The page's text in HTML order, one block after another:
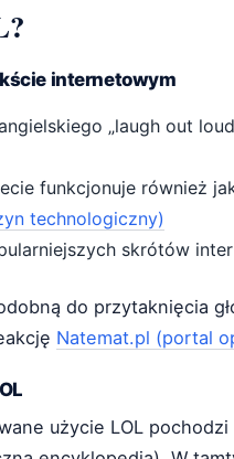
internetowym
„laugh out
funkcjonuje również
technologiczny)
skrótów
do przytaknięcia
Natemat.pl (portal
użycie LOL